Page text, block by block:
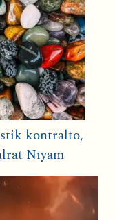
kontralto,
Nıyam